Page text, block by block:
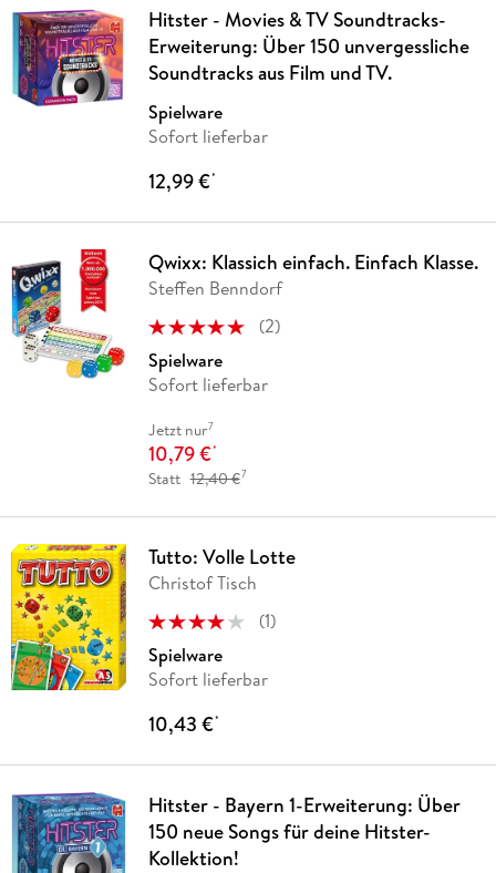
Hitster - Movies & TV Soundtracks-
Erweiterung: Über 150 unvergessliche
Soundtracks aus Film und TV.
Spielware
Sofort lieferbar
12,99 €*
Qwixx: Klassich einfach. Einfach Klasse.
Steffen Benndorf
(2)
Spielware
Sofort lieferbar
Jetzt nur7
10,79 €*
Statt 12,40 €7
Tutto: Volle Lotte
Christof Tisch
(1)
Spielware
Sofort lieferbar
10,43 €*
Hitster - Bayern 1-Erweiterung: Über
150 neue Songs für deine Hitster-
Kollektion!